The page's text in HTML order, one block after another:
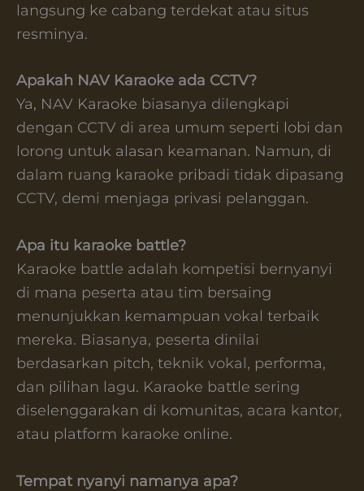
langsung ke cabang terdekat atau situs
resminya.
Apakah NAV Karaoke ada CCTV?
Ya, NAV Karaoke biasanya dilengkapi
dengan CCTV di area umum seperti lobi dan
lorong untuk alasan keamanan. Namun, di
dalam ruang karaoke pribadi tidak dipasang
CCTV, demi menjaga privasi pelanggan.
Apa itu karaoke battle?
Karaoke battle adalah kompetisi bernyanyi
di mana peserta atau tim bersaing
menunjukkan kemampuan vokal terbaik
mereka. Biasanya, peserta dinilai
berdasarkan pitch, teknik vokal, performa,
dan pilihan lagu. Karaoke battle sering
diselenggarakan di komunitas, acara kantor,
atau platform karaoke online.
Tempat nyanyi namanya apa?